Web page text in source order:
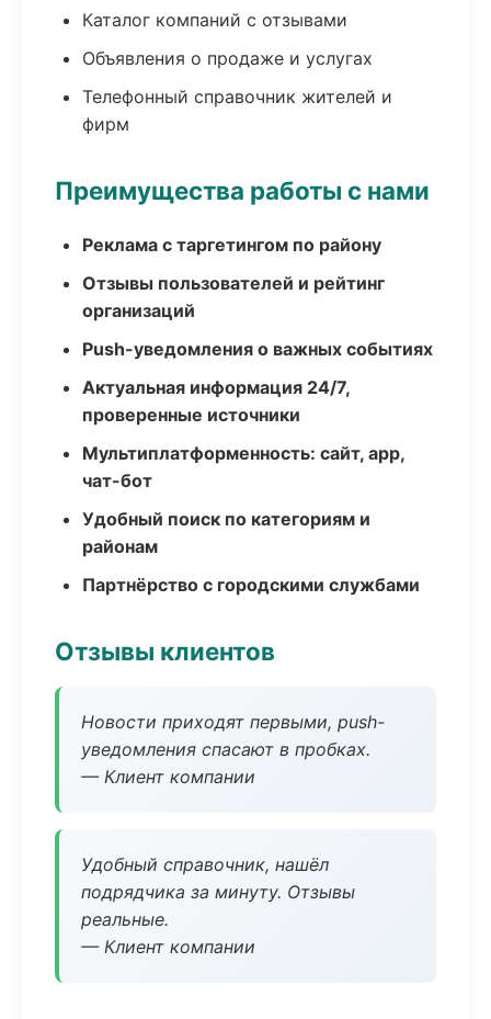
Каталог компаний с отзывами
Объявления о продаже и услугах
Телефонный справочник жителей и
фирм
Преимущества работы с нами
Реклама с таргетингом по району
Отзывы пользователей и рейтинг
организаций
Push-уведомления о важных событиях
Актуальная информация 24/7,
проверенные источники
Мультиплатформенность: сайт, app,
чат-бот
Удобный поиск по категориям и
районам
Партнёрство с городскими службами
Отзывы клиентов
Новости приходят первыми, push-
уведомления спасают в пробках.
— Клиент компании
Удобный справочник, нашёл
подрядчика за минуту. Отзывы
реальные.
— Клиент компании